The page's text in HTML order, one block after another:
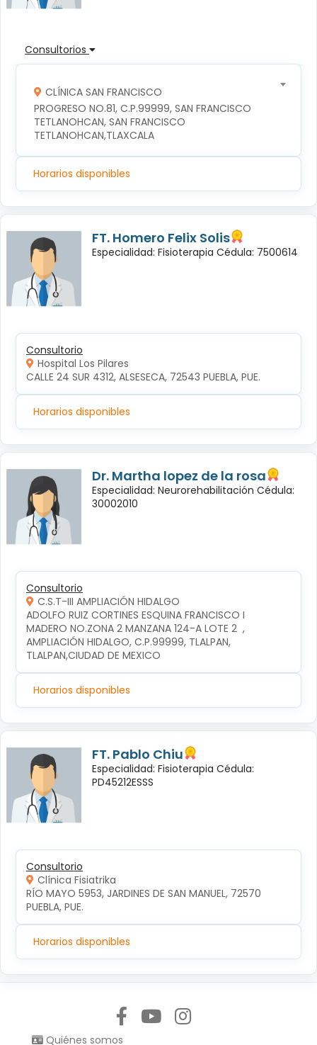
Consultorios
CLÍNICA SAN FRANCISCO
PROGRESO NO.81, C.P.99999, SAN FRANCISCO
TETLANOHCAN, SAN FRANCISCO
TETLANOHCAN,TLAXCALA
Horarios disponibles
FT. Homero Felix Solis
Especialidad: Fisioterapia Cédula: 7500614
Consultorio
Hospital Los Pilares
CALLE 24 SUR 4312, ALSESECA, 72543 PUEBLA, PUE.
Horarios disponibles
Dr. Martha lopez de la rosa
Especialidad: Neurorehabilitación Cédula:
30002010
Consultorio
C.S.T-III AMPLIACIÓN HIDALGO
ADOLFO RUIZ CORTINES ESQUINA FRANCISCO I
MADERO NO.ZONA 2 MANZANA 124-A LOTE 2  ,
AMPLIACIÓN HIDALGO, C.P.99999, TLALPAN,
TLALPAN,CIUDAD DE MEXICO
Horarios disponibles
FT. Pablo Chiu
Especialidad: Fisioterapia Cédula:
PD45212ESSS
Consultorio
Clínica Fisiatrika
RÍO MAYO 5953, JARDINES DE SAN MANUEL, 72570
PUEBLA, PUE.
Horarios disponibles
Quiénes somos